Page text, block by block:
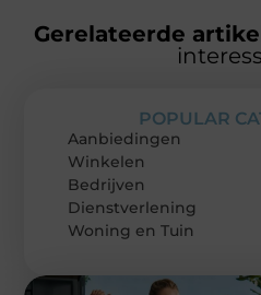
Gerelateerde
POPULAR
Aanbiedingen
Winkelen
Bedrijven
Dienstverlening
Woning en Tuin